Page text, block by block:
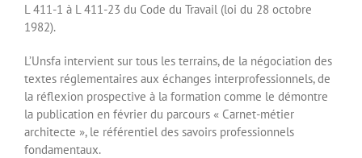
L 411-1 à L 411-23 du Code du Travail (loi du 28 octobre
1982).
L’Unsfa intervient sur tous les terrains, de la négociation des
textes réglementaires aux échanges interprofessionnels, de
la réflexion prospective à la formation comme le démontre
la publication en février du parcours « Carnet-métier
architecte », le référentiel des savoirs professionnels
fondamentaux.